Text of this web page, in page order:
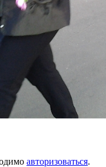
авторизоваться.